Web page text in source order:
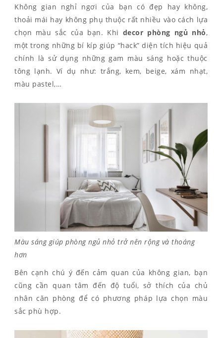
Không gian nghỉ ngơi của bạn có đẹp hay không,
thoải mái hay không phụ thuộc rất nhiều vào cách lựa
chọn màu sắc của bạn. Khi decor phòng ngủ nhỏ,
một trong những bí kíp giúp “hack” diện tích hiệu quả
chính là sử dụng những gam màu sáng hoặc thuộc
tông lạnh. Ví dụ như: trắng, kem, beige, xám nhạt,
màu pastel,…
Màu sáng giúp phòng ngủ nhỏ trở nên rộng và thoáng
hơn
Bên cạnh chú ý đến cảm quan của không gian, bạn
cũng cần quan tâm đến độ tuổi, sở thích của chủ
nhân căn phòng để có phương pháp lựa chọn màu
sắc phù hợp.